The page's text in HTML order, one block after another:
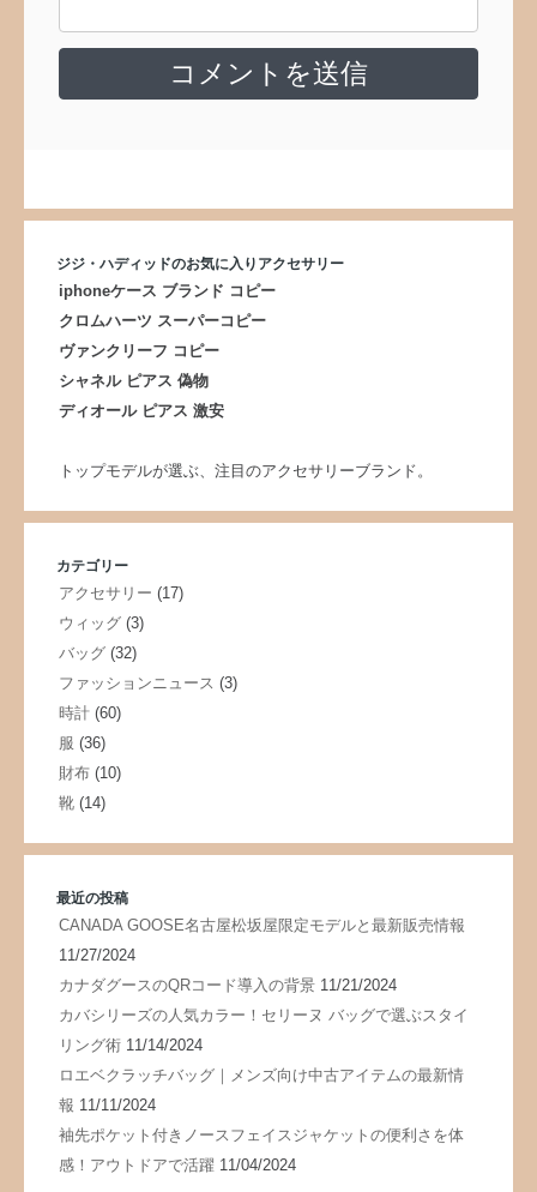
ジジ・ハディッドのお気に入りアクセサリー
iphoneケース ブランド コピー
クロムハーツ スーパーコピー
ヴァンクリーフ コピー
シャネル ピアス 偽物
ディオール ピアス 激安
トップモデルが選ぶ、注目のアクセサリーブランド。
カテゴリー
アクセサリー (17)
ウィッグ(3)
バッグ(32)
ファッションニュース (3)
時計(60)
服 (36)
財布(10)
靴(14)
最近の投稿
CANADA GOOSE名古屋松坂屋限定モデルと最新販売情報
11/27/2024
カナダグースのQRコード導入の背景 11/21/2024
カバシリーズの人気カラー！セリーヌ バッグで選ぶスタイ
リング術 11/14/2024
ロエベクラッチバッグ｜メンズ向け中古アイテムの最新情
報 11/11/2024
袖先ポケット付きノースフェイスジャケットの便利さを体
感！アウトドアで活躍 11/04/2024